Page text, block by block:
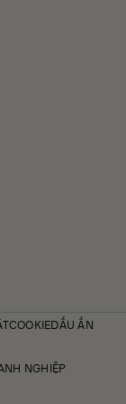
COOKIEDẤU ẤN
NGHIỆP